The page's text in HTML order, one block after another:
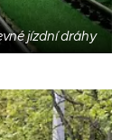
jízdní dráhy